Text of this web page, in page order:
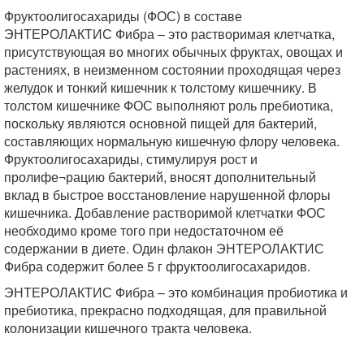
Фруктоолигосахариды (ФОС) в составе
ЭНТЕРОЛАКТИС Фибра – это растворимая клетчатка,
присутствующая во многих обычных фруктах, овощах и
растениях, в неизменном состоянии проходящая через
желудок и тонкий кишечник к толстому кишечнику. В
толстом кишечнике ФОС выполняют роль пребиотика,
поскольку являются основной пищей для бактерий,
составляющих нормальную кишечную флору человека.
Фруктоолигосахариды, стимулируя рост и
пролифе¬рацию бактерий, вносят дополнительный
вклад в быстрое восстановление нарушенной флоры
кишечника. Добавление растворимой клетчатки ФОС
необходимо кроме того при недостаточном её
содержании в диете. Один флакон ЭНТЕРОЛАКТИС
Фибра содержит более 5 г фруктоолигосахаридов.
ЭНТЕРОЛАКТИС Фибра – это комбинация пробиотика и
пребиотика, прекрасно подходящая, для правильной
колонизации кишечного тракта человека.